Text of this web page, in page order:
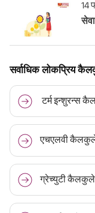
14
सर्वाधिक लोकप्रिय
टर्म इन्शुरन्स
एचएलवी
ग्रेच्युटी